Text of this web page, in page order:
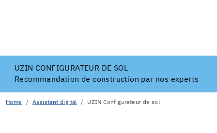
UZIN CONFIGURATEUR DE SOL
Recommandation de construction par nos experts
Home Assistant digital UZIN Configurateur de sol